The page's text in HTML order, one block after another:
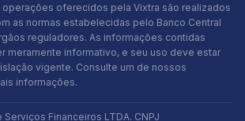
oferecidos pela Vixtra são realizados
as normas estabelecidas pelo Banco Central
reguladores. As informações contidas
meramente informativo, e seu uso deve estar
vigente. Consulte um de nossos
informações.
Financeiros LTDA. CNPJ